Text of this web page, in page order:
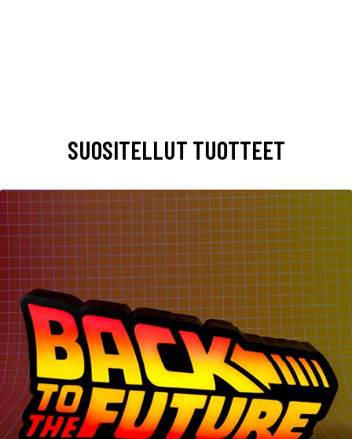
SUOSITELLUT TUOTTEET